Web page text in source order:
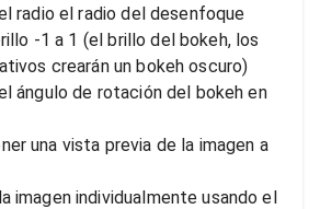
radio el radio del desenfoque
-1 a 1 (el brillo del bokeh, los
crearán un bokeh oscuro)
ángulo de rotación del bokeh en
una vista previa de la imagen a
imagen individualmente usando el